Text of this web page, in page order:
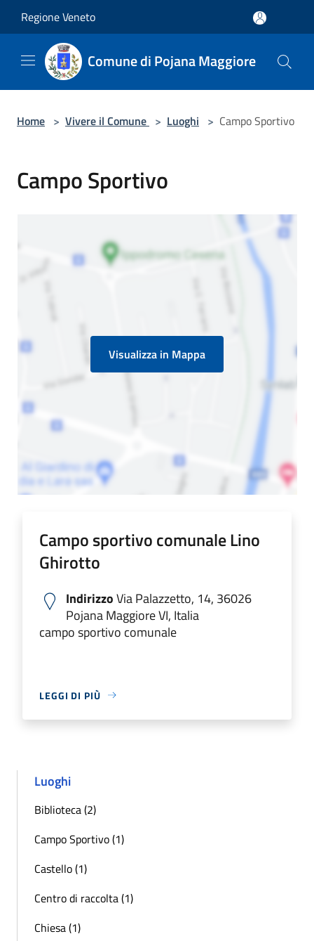
Regione Veneto
Comune di Pojana Maggiore
Home > Vivere il Comune > Luoghi > Campo Sportivo
Campo Sportivo
Visualizza in Mappa
Campo sportivo comunale Lino
Ghirotto
IndirizzoVia Palazzetto, 14, 36026
Pojana Maggiore VI, Italia
campo sportivo comunale
LEGGI DI PIÙ
Luoghi
Biblioteca (2)
Campo Sportivo (1)
Castello (1)
Centro di raccolta (1)
Chiesa (1)